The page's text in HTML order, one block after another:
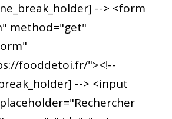
--> <form
method="get"
fooddetoi.fr/"><!--
--> <input